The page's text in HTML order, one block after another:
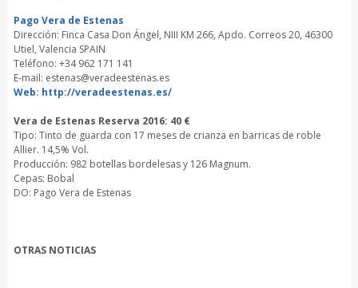
Pago Vera de Estenas
Dirección: Finca Casa Don Ángel, NIII KM 266, Apdo. Correos 20, 46300
Utiel, Valencia SPAIN
Teléfono: +34 962 171 141
E-mail: estenas@veradeestenas.es
Web: http://veradeestenas.es/
Vera de Estenas Reserva 2016: 40 €
Tipo: Tinto de guarda con 17 meses de crianza en barricas de roble
Allier. 14,5% Vol.
Producción: 982 botellas bordelesas y 126 Magnum.
Cepas: Bobal
DO: Pago Vera de Estenas
OTRAS NOTICIAS